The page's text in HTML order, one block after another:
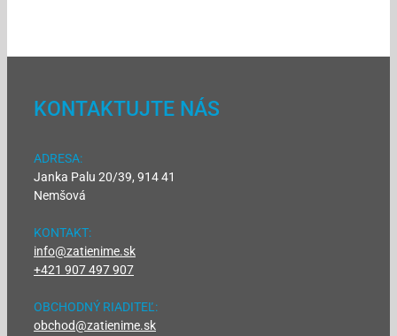
KONTAKTUJTE NÁS
ADRESA:
Janka Palu 20/39, 914 41
Nemšová
KONTAKT:
info@zatienime.sk
+421 907 497 907
OBCHODNÝ RIADITEĽ:
obchod@zatienime.sk